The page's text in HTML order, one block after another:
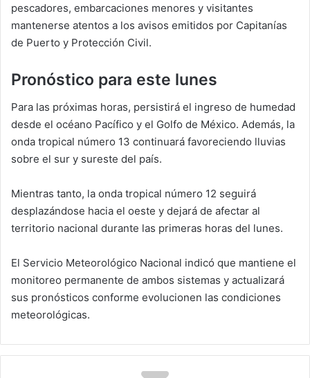
pescadores, embarcaciones menores y visitantes
mantenerse atentos a los avisos emitidos por Capitanías
de Puerto y Protección Civil.
Pronóstico para este lunes
Para las próximas horas, persistirá el ingreso de humedad
desde el océano Pacífico y el Golfo de México. Además, la
onda tropical número 13 continuará favoreciendo lluvias
sobre el sur y sureste del país.
Mientras tanto, la onda tropical número 12 seguirá
desplazándose hacia el oeste y dejará de afectar al
territorio nacional durante las primeras horas del lunes.
El Servicio Meteorológico Nacional indicó que mantiene el
monitoreo permanente de ambos sistemas y actualizará
sus pronósticos conforme evolucionen las condiciones
meteorológicas.